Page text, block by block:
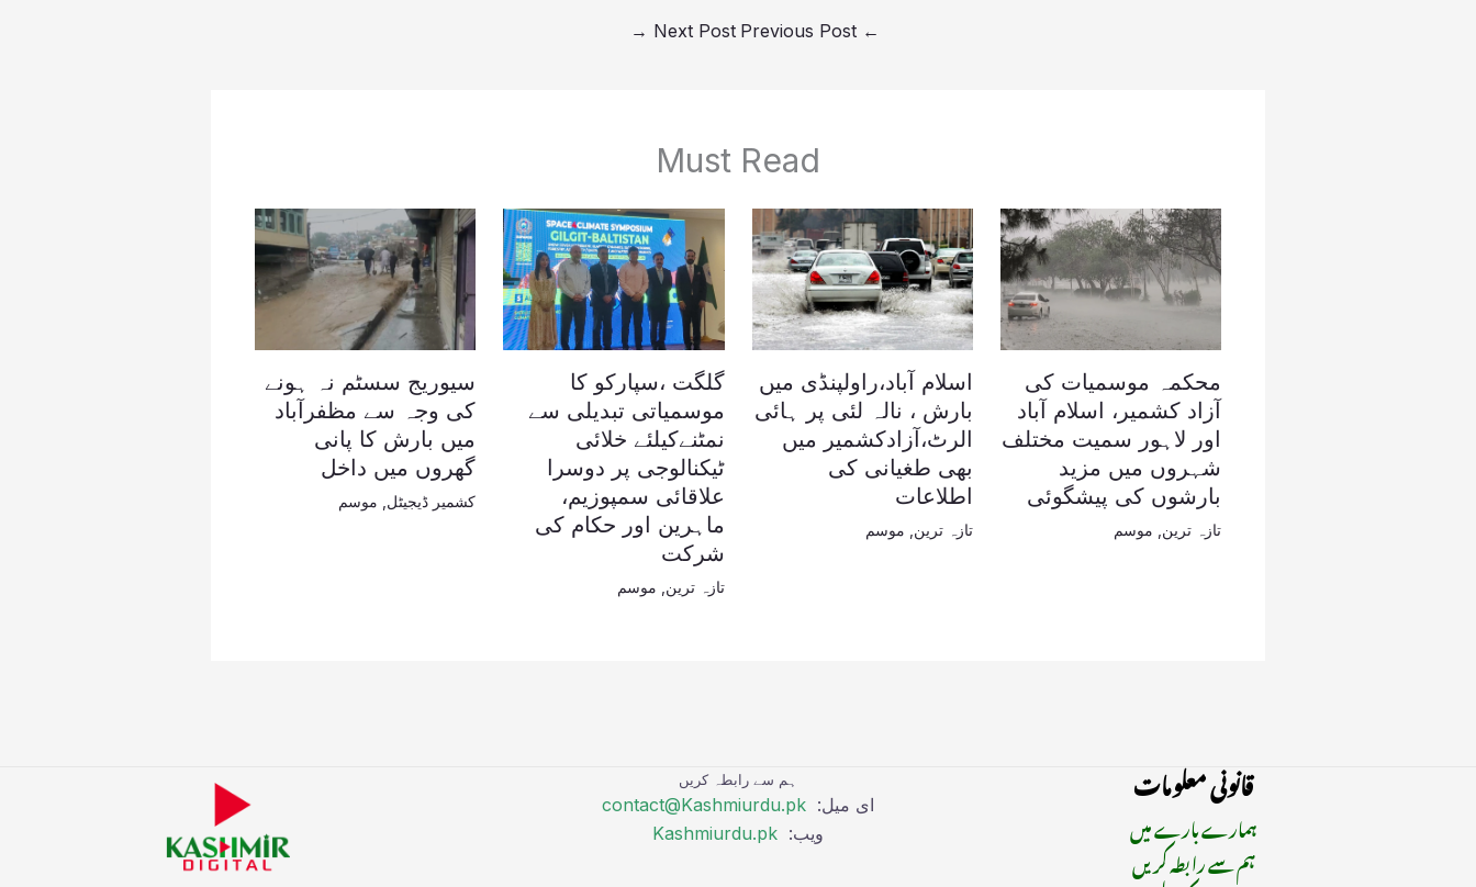
←
Next Post
→
Must Read
محکمہ موسمیات کی
آزاد کشمیر، اسلام آباد
اور لاہور سمیت مختلف
شہروں میں مزید
بارشوں کی پیشگوئی
تازہ ترین موسم
اسلام آباد،راولپنڈی میں
بارش ، نالہ لئی پر ہائی
الرٹ،آزادکشمیر میں
بھی طغیانی کی
اطلاعات
تازہ ترین موسم
گلگت ،سپارکو کا
موسمیاتی تبدیلی سے
نمٹنےکیلئے خلائی
ٹیکنالوجی پر دوسرا
علاقائی سمپوزیم،
ماہرین اور حکام کی
شرکت
تازہ ترین موسم
سیوریج سسٹم نہ ہونے
کی وجہ سے مظفرآباد
میں بارش کا پانی
گھروں میں داخل
کشمیر ڈیجیٹل موسم
قانونی معلومات
ہمارے بارے میں
ہم سے رابطہ کریں
ہم سے رابطہ کریں
ای میل: contact@Kashmiurdu.pk
ویب: Kashmiurdu.pk